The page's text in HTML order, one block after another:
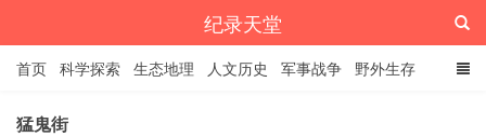
纪录天堂
首页 科学探索 生态地理 人文历史 军事战争 野外生存
经典纪录
猛鬼街